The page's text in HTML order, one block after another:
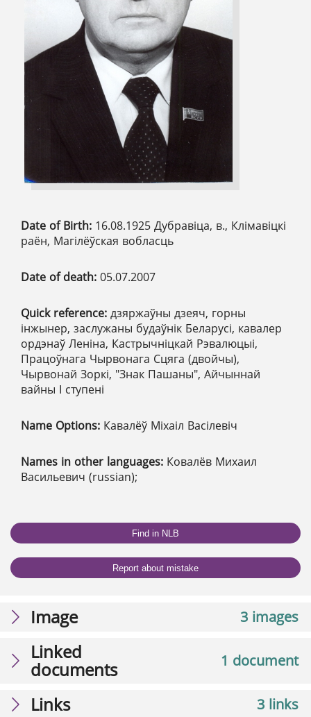
Date of Birth: 16.08.1925 Дубравіца, в., Клімавіцкі
раён, Магілёўская вобласць
Date of death: 05.07.2007
Quick reference: дзяржаўны дзеяч, горны
інжынер, заслужаны будаўнік Беларусі, кавалер
ордэнаў Леніна, Кастрычніцкай Рэвалюцыі,
Працоўнага Чырвонага Сцяга (двойчы),
Чырвонай Зоркі, "Знак Пашаны", Айчыннай
вайны І ступені
Name Options: Кавалёў Міхаіл Васілевіч
Names in other languages: Ковалёв Михаил
Васильевич (russian);
Find in NLB
Report about mistake
3 images
Image
1 document
Linked
documents
3 links
Links